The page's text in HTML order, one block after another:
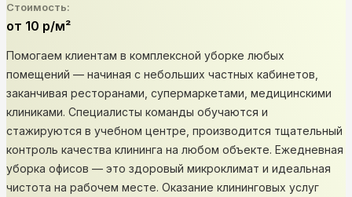
Стоимость:
от 10 р/м²
Помогаем клиентам в комплексной уборке любых
помещений — начиная с небольших частных кабинетов,
заканчивая ресторанами, супермаркетами, медицинскими
клиниками. Специалисты команды обучаются и
стажируются в учебном центре, производится тщательный
контроль качества клининга на любом объекте. Ежедневная
уборка офисов — это здоровый микроклимат и идеальная
чистота на рабочем месте. Оказание клининговых услуг